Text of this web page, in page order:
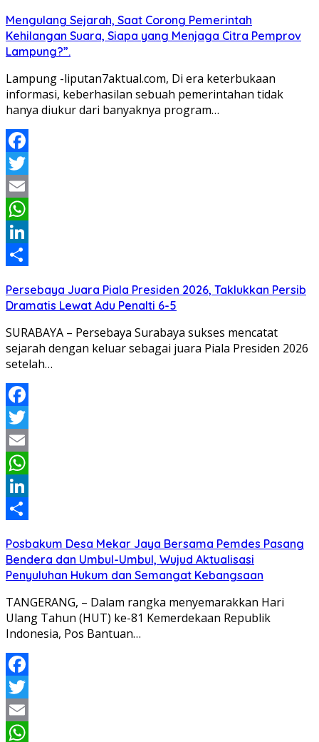
Mengulang Sejarah, Saat Corong Pemerintah
Kehilangan Suara, Siapa yang Menjaga Citra Pemprov
Lampung?”.
Lampung -liputan7aktual.com, Di era keterbukaan
informasi, keberhasilan sebuah pemerintahan tidak
hanya diukur dari banyaknya program…
Facebook
Twitter
Email
WhatsApp
LinkedIn
Persebaya Juara Piala Presiden 2026, Taklukkan Persib
Dramatis Lewat Adu Penalti 6-5
SURABAYA – Persebaya Surabaya sukses mencatat
sejarah dengan keluar sebagai juara Piala Presiden 2026
setelah…
Facebook
Twitter
Email
WhatsApp
LinkedIn
Posbakum Desa Mekar Jaya Bersama Pemdes Pasang
Bendera dan Umbul-Umbul, Wujud Aktualisasi
Penyuluhan Hukum dan Semangat Kebangsaan
TANGERANG, – Dalam rangka menyemarakkan Hari
Ulang Tahun (HUT) ke-81 Kemerdekaan Republik
Indonesia, Pos Bantuan…
Facebook
Twitter
Email